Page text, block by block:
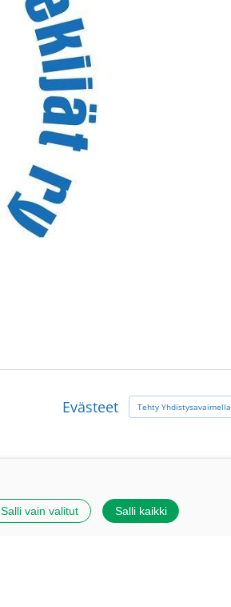
Evästeet Tehty Yhdistysavaimella
Salli vain valitut Salli kaikki